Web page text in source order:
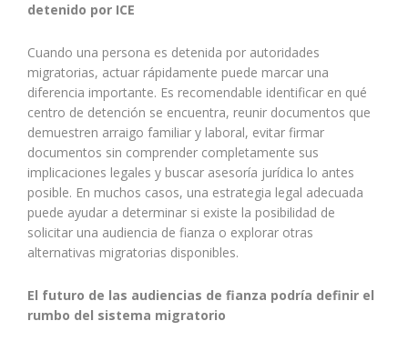
detenido por ICE
Cuando una persona es detenida por autoridades
migratorias, actuar rápidamente puede marcar una
diferencia importante. Es recomendable identificar en qué
centro de detención se encuentra, reunir documentos que
demuestren arraigo familiar y laboral, evitar firmar
documentos sin comprender completamente sus
implicaciones legales y buscar asesoría jurídica lo antes
posible. En muchos casos, una estrategia legal adecuada
puede ayudar a determinar si existe la posibilidad de
solicitar una audiencia de fianza o explorar otras
alternativas migratorias disponibles.
El futuro de las audiencias de fianza podría definir el
rumbo del sistema migratorio